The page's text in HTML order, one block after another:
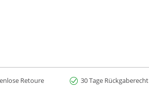
Retoure 30 Tage Rückgaberecht